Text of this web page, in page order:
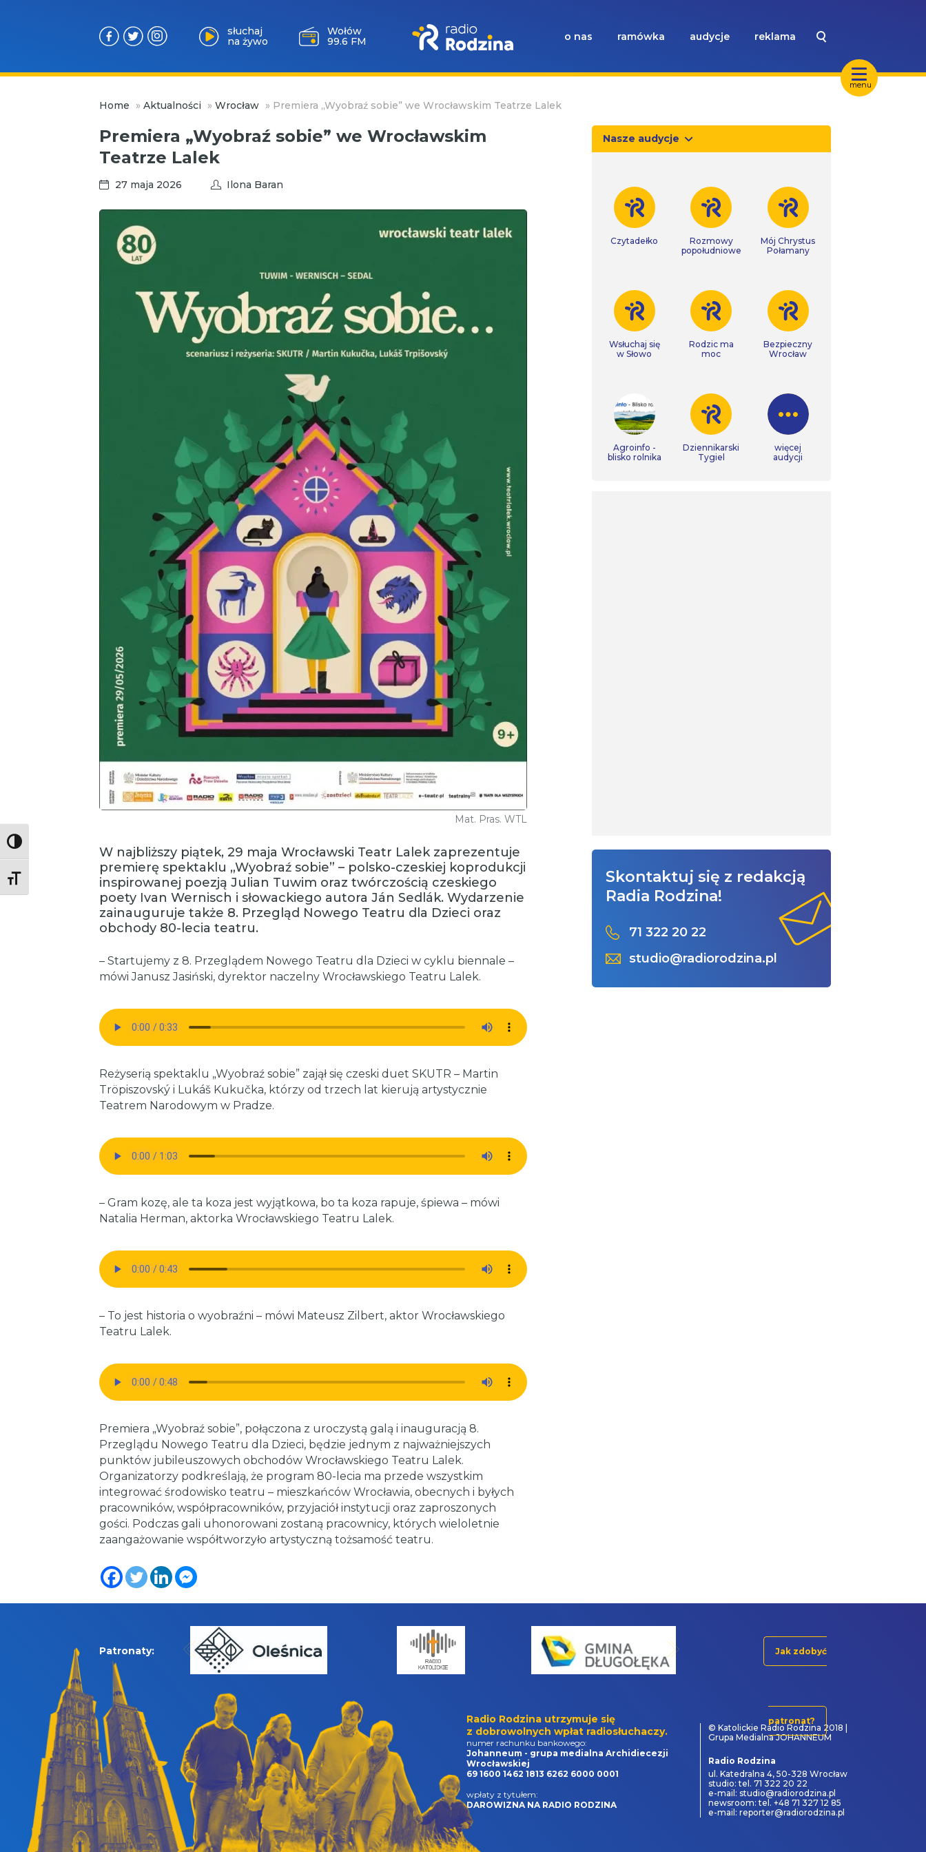
Toggle High Contrast
Toggle Font size
menu
słuchaj
na żywo
Wołów
99.6 FM
o nas ramówka audycje reklama
Home » Aktualności » Wrocław » Premiera „Wyobraź sobie” we Wrocławskim Teatrze Lalek
Premiera „Wyobraź sobie” we Wrocławskim
Teatrze Lalek
27 maja 2026 Ilona Baran
Mat. Pras. WTL
W najbliższy piątek, 29 maja Wrocławski Teatr Lalek zaprezentuje
premierę spektaklu „Wyobraź sobie” – polsko-czeskiej koprodukcji
inspirowanej poezją Julian Tuwim oraz twórczością czeskiego
poety Ivan Wernisch i słowackiego autora Ján Sedlák. Wydarzenie
zainauguruje także 8. Przegląd Nowego Teatru dla Dzieci oraz
obchody 80-lecia teatru.
– Startujemy z 8. Przeglądem Nowego Teatru dla Dzieci w cyklu biennale –
mówi Janusz Jasiński, dyrektor naczelny Wrocławskiego Teatru Lalek.
Reżyserią spektaklu „Wyobraź sobie” zajął się czeski duet SKUTR – Martin
Tröpiszovský i Lukáš Kukučka, którzy od trzech lat kierują artystycznie
Teatrem Narodowym w Pradze.
– Gram kozę, ale ta koza jest wyjątkowa, bo ta koza rapuje, śpiewa – mówi
Natalia Herman, aktorka Wrocławskiego Teatru Lalek.
– To jest historia o wyobraźni – mówi Mateusz Zilbert, aktor Wrocławskiego
Teatru Lalek.
Premiera „Wyobraź sobie”, połączona z uroczystą galą i inauguracją 8.
Przeglądu Nowego Teatru dla Dzieci, będzie jednym z najważniejszych
punktów jubileuszowych obchodów Wrocławskiego Teatru Lalek.
Organizatorzy podkreślają, że program 80-lecia ma przede wszystkim
integrować środowisko teatru – mieszkańców Wrocławia, obecnych i byłych
pracowników, współpracowników, przyjaciół instytucji oraz zaproszonych
gości. Podczas gali uhonorowani zostaną pracownicy, których wieloletnie
zaangażowanie współtworzyło artystyczną tożsamość teatru.
Nasze audycje
Czytadełko
Rozmowy
popołudniowe
Mój Chrystus
Połamany
Wsłuchaj się
w Słowo
Rodzic ma
moc
Bezpieczny
Wrocław
Agroinfo -
blisko rolnika
Dziennikarski
Tygiel
więcej
audycji
Skontaktuj się z redakcją
Radia Rodzina!
71 322 20 22
studio@radiorodzina.pl
Patronaty: Jak zdobyć
patronat?
Radio Rodzina utrzymuje się
z dobrowolnych wpłat radiosłuchaczy.
numer rachunku bankowego:
Johanneum - grupa medialna Archidiecezji
Wrocławskiej
69 1600 1462 1813 6262 6000 0001
wpłaty z tytułem:
DAROWIZNA NA RADIO RODZINA
© Katolickie Radio Rodzina 2018 |
Grupa Medialna JOHANNEUM
Radio Rodzina
ul. Katedralna 4, 50-328 Wrocław
studio: tel. 71 322 20 22
e-mail: studio@radiorodzina.pl
newsroom: tel. +48 71 327 12 85
e-mail: reporter@radiorodzina.pl